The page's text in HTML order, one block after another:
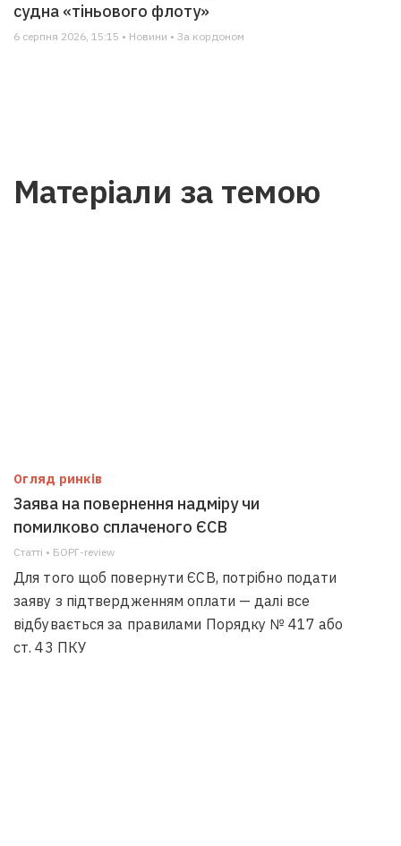
судна «тіньового флоту»
6 серпня 2026, 15:15 • Новини • За кордоном
Матеріали за темою
Огляд ринків
Заява на повернення надміру чи
помилково сплаченого ЄСВ
Статті • БОРГ-review
Для того щоб повернути ЄСВ, потрібно подати
заяву з підтвердженням оплати — далі все
відбувається за правилами Порядку № 417 або
ст. 43 ПКУ